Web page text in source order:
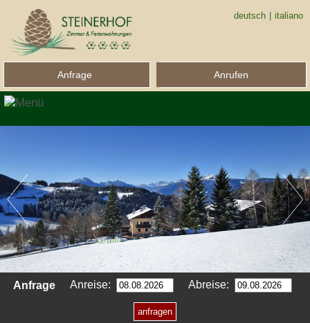
deutsch italiano
Anfrage Anrufen
Anfrage Anreise: Abreise: